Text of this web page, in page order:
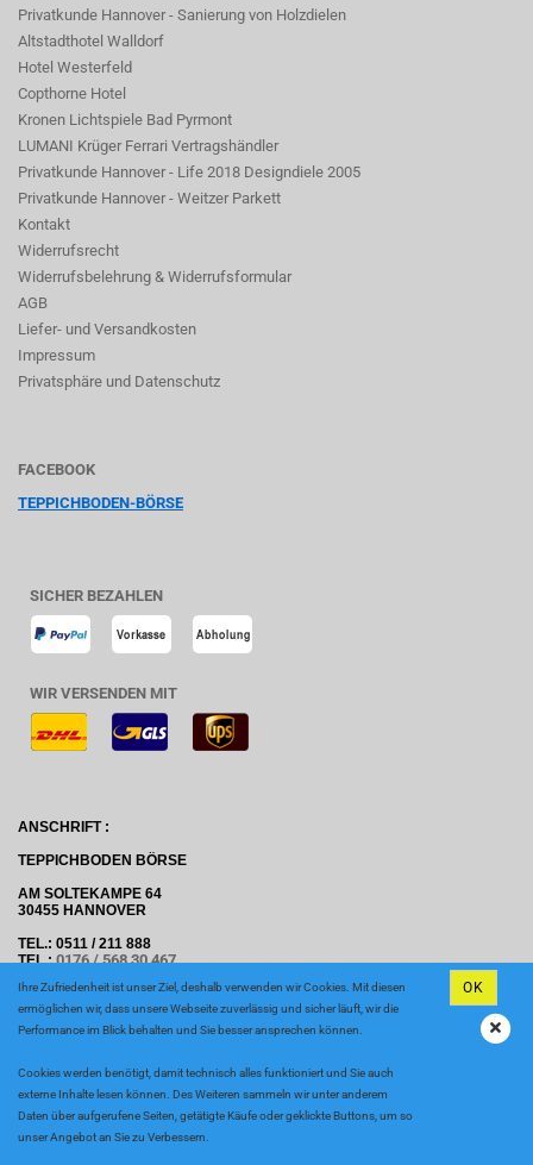
Ihre Zufriedenheit ist unser Ziel, deshalb verwenden wir Cookies. Mit diesen
ermöglichen wir, dass unsere Webseite zuverlässig und sicher läuft, wir die
Performance im Blick behalten und Sie besser ansprechen können.
Cookies werden benötigt, damit technisch alles funktioniert und Sie auch
externe Inhalte lesen können. Des Weiteren sammeln wir unter anderem
Daten über aufgerufene Seiten, getätigte Käufe oder geklickte Buttons, um so
unser Angebot an Sie zu Verbessern.
OK
Privatkunde Hannover - Sanierung von Holzdielen
Altstadthotel Walldorf
Hotel Westerfeld
Copthorne Hotel
Kronen Lichtspiele Bad Pyrmont
LUMANI Krüger Ferrari Vertragshändler
Privatkunde Hannover - Life 2018 Designdiele 2005
Privatkunde Hannover - Weitzer Parkett
Kontakt
Widerrufsrecht
Widerrufsbelehrung & Widerrufsformular
AGB
Liefer- und Versandkosten
Impressum
Privatsphäre und Datenschutz
FACEBOOK
TEPPICHBODEN-BÖRSE
SICHER BEZAHLEN
WIR VERSENDEN MIT
ANSCHRIFT :
TEPPICHBODEN BÖRSE
AM SOLTEKAMPE 64
30455 HANNOVER
TEL.: 0511 / 211 888
TEL.:0176 / 568 30 467
E-MAIL: INFO@TEPPICHBODEN-BOERSE.DE
ÖFFNUGSZEITEN